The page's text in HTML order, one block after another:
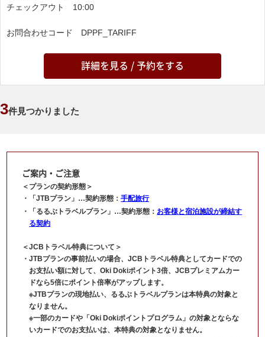
チェックアウト
10:00
詳細を見る / 予約をする
お問合わせコード DPPF_TARIFF
3件見つかりました
ご案内・ご注意
＜プランの契約形態＞
「JTBプラン」…契約形態：手配旅行
「るるぶトラベルプラン」…契約形態： お客様と宿泊施設が締結す
る契約
＜JCBトラベル特典について＞
JTBプランの事前払いの場合、JCBトラベル特典としてカードでの
お支払い額に対して、Oki Dokiポイント3倍、JCBプレミアムカー
ドなら5倍にポイント倍率がアップします。
※JTBプランの現地払い、るるぶトラベルプランは本特典の対象と
なりません。
※一部のカードや「Oki Dokiポイントプログラム」の対象とならな
いカードでのお支払いは、本特典の対象となりません。